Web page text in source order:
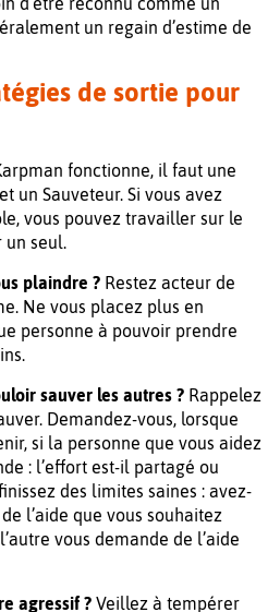
un regain d’estime de
de sortie pour
fonctionne, il faut une
un Sauveteur. Si vous avez
vous pouvez travailler sur le
un seul.
plaindre ? Restez acteur de
Ne vous placez plus en
personne à pouvoir prendre
sauver les autres ? Rappelez
Demandez-vous, lorsque
si la personne que vous aidez
: l’effort est-il partagé ou
des limites saines : avez-
l’aide que vous souhaitez
vous demande de l’aide
agressif ? Veillez à tempérer